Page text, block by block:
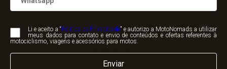
Li e aceito a “Política de Privacidade" e autorizo a MotoNomads a utilizar
meus dados para contato e envio de conteúdos e ofertas referentes à
motociclismo, viagens e acessórios para motos.